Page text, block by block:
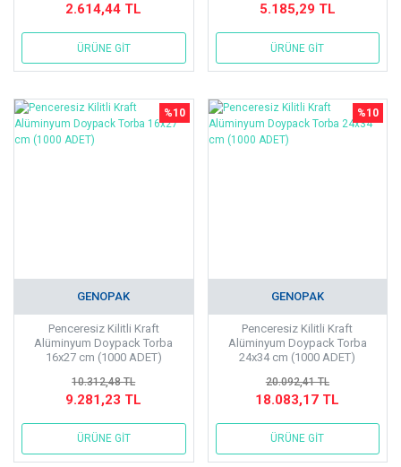
2.614,44 TL
ÜRÜNE GİT
5.185,29 TL
ÜRÜNE GİT
%10
GENOPAK
Penceresiz Kilitli Kraft
Alüminyum Doypack Torba
16x27 cm (1000 ADET)
10.312,48 TL
9.281,23 TL
ÜRÜNE GİT
%10
GENOPAK
Penceresiz Kilitli Kraft
Alüminyum Doypack Torba
24x34 cm (1000 ADET)
20.092,41 TL
18.083,17 TL
ÜRÜNE GİT